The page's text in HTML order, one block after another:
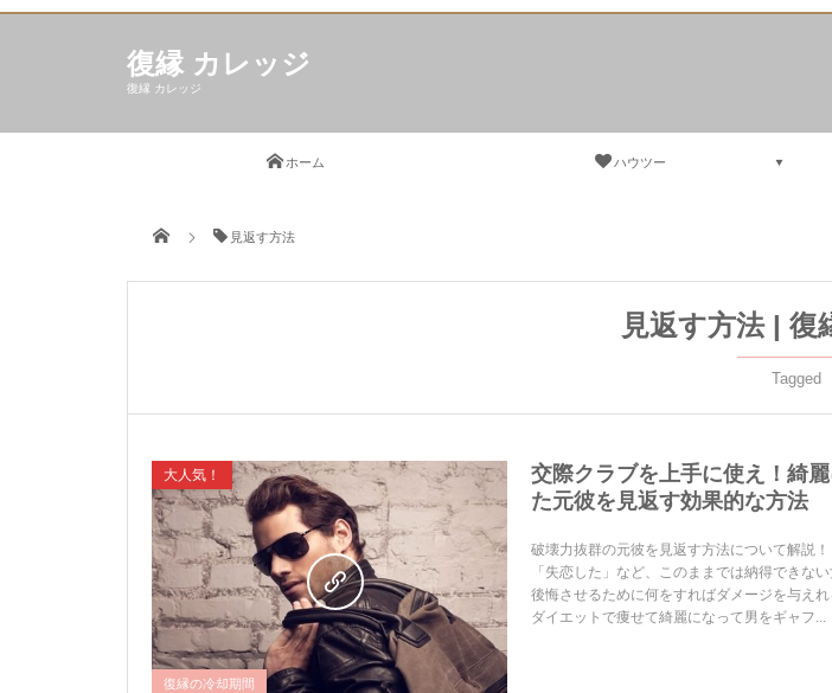
復縁 カレッジ
復縁 カレッジ
ホーム ハウツー
見返す方法
見返す方法 | 復
Tagged
大人気！
復縁の冷却期間
交際クラブを上手に使え！綺
た元彼を見返す効果的な方法
破壊力抜群の元彼を見返す方法について解説！
「失恋した」など、このままでは納得できな
後悔させるために何をすればダメージを与えれ
ダイエットで痩せて綺麗になって男をギャフ...